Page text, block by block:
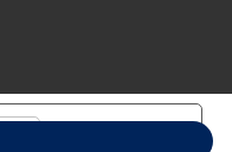
alla privacy